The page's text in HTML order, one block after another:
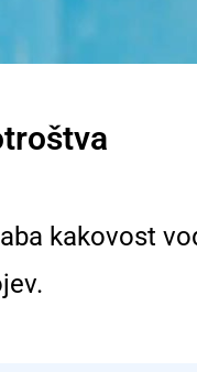
kakovost